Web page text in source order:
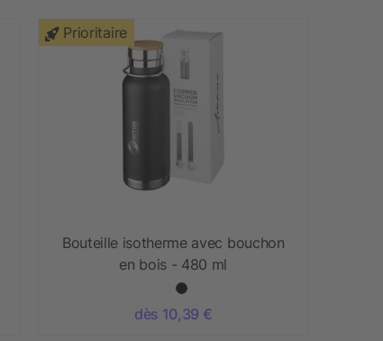
Prioritaire
Bouteille isotherme avec bouchon
en bois - 480 ml
dès 10,39 €